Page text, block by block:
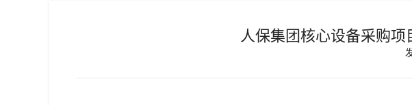
人保集团核心设备采购